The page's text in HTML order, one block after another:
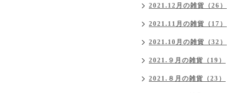
2021.12月の雑貨（26）
2021.11月の雑貨（17）
2021.10月の雑貨（32）
2021.９月の雑貨（19）
2021.８月の雑貨（23）